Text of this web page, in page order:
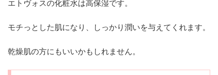
エトヴォスの化粧水は高保湿です。
モチっとした肌になり、しっかり潤いを与えてくれます。
乾燥肌の方にもいいかもしれません。